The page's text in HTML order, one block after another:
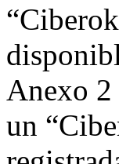
Anexo 2
un